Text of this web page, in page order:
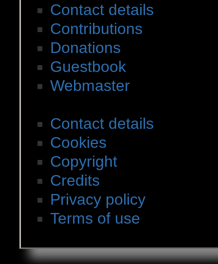
Contact details
Contributions
Donations
Guestbook
Webmaster
Contact details
Cookies
Copyright
Credits
Privacy policy
Terms of use